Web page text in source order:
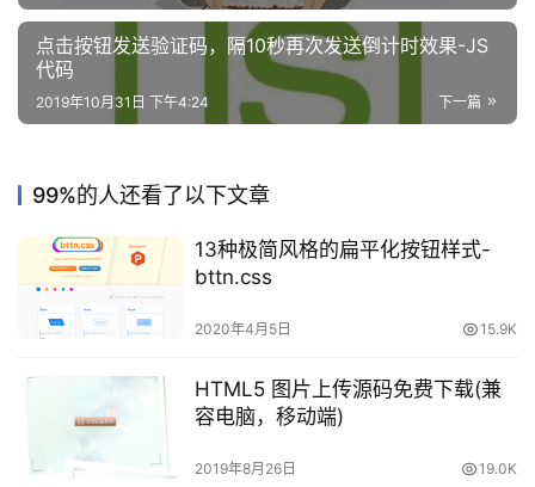
计
专
问
答
登录
点击按钮发送验证码，隔10秒再次发送倒计时效果-JS
代码
下一篇
2019年10月31日 下午4:24
99%的人还看了以下文章
13种极简风格的扁平化按钮样式-
bttn.css
2020年4月5日 15.9K
HTML5 图片上传源码免费下载(兼
容电脑，移动端)
2019年8月26日 19.0K